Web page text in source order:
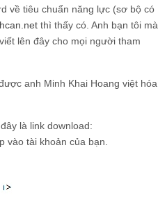
về tiêu chuẩn năng lực (sơ bộ có
thì thấy có. Anh bạn tôi mà
lên đây cho mọi người tham
anh Minh Khai Hoang việt hóa.
là link download:
vào tài khoản của bạn.